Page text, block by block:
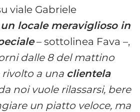
viale Gabriele
locale meraviglioso in
– sottolinea Fava –,
dalle 8 del mattino
a una clientela
noi vuole rilassarsi, bere
un piatto veloce, ma